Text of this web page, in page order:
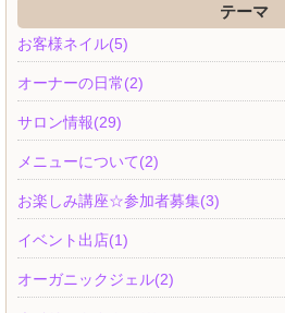
テーマ
お客様ネイル(5)
オーナーの日常(2)
サロン情報(29)
メニューについて(2)
お楽しみ講座☆参加者募集(3)
イベント出店(1)
オーガニックジェル(2)